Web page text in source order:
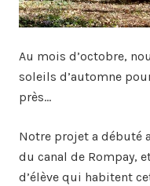
Au mois d’octobre,
soleils d’automne
près…
Notre projet a débuté
du canal de Rompay,
d’élève qui habitent